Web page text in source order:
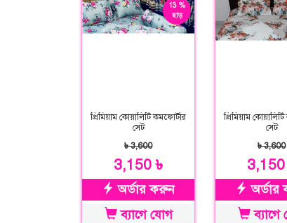
13 %
ছাড়
প্রিমিয়াম কোয়ালিটি কমফোর্টার
সেট
৳ 3,600
3,150 ৳
অর্ডার করুন
ব্যাগে যোগ
প্রিমিয়াম
সেট
৳ 3,600
ব্যাগে